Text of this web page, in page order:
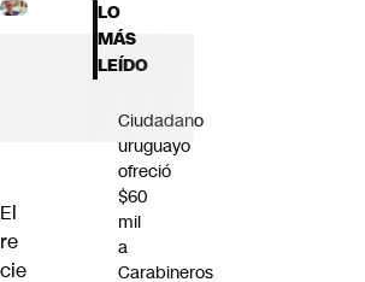
El
re
cie
LO
MÁS
LEÍDO
Ciudadano
uruguayo
ofreció
$60
mil
a
Carabineros